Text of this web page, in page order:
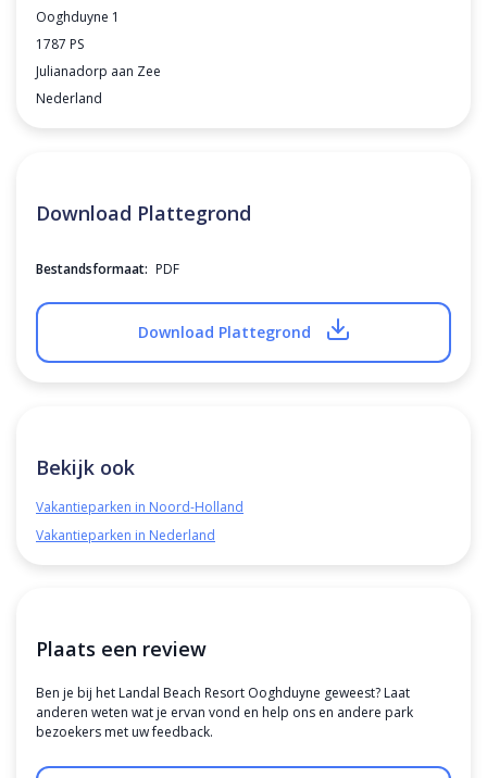
Ooghduyne 1
1787 PS
Julianadorp aan Zee
Nederland
Download Plattegrond
Bestandsformaat: PDF
Download Plattegrond
Bekijk ook
Vakantieparken in Noord-Holland
Vakantieparken in Nederland
Plaats een review
Ben je bij het Landal Beach Resort Ooghduyne geweest? Laat
anderen weten wat je ervan vond en help ons en andere park
bezoekers met uw feedback.